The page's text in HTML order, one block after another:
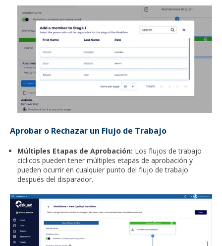
Aprobar o Rechazar un Flujo de Trabajo
Múltiples Etapas de Aprobación: Los flujos de trabajo
cíclicos pueden tener múltiples etapas de aprobación y
pueden ocurrir en cualquier punto del flujo de trabajo
después del disparador.